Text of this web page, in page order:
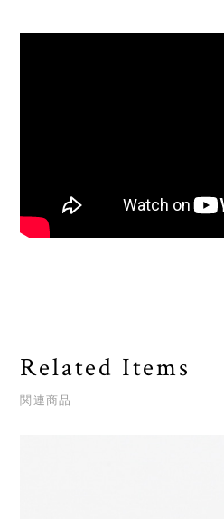
Related Items
関連商品